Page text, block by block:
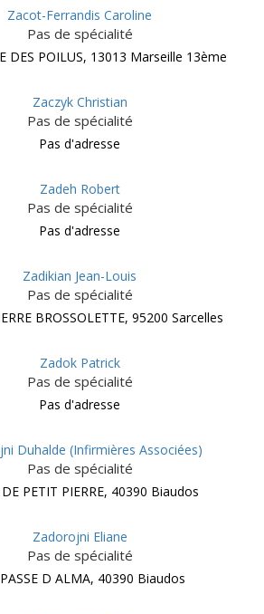
Zacot-Ferrandis Caroline
Pas de spécialité
DES POILUS, 13013 Marseille 13ème
Zaczyk Christian
Pas de spécialité
Pas d'adresse
Zadeh Robert
Pas de spécialité
Pas d'adresse
Zadikian Jean-Louis
Pas de spécialité
BROSSOLETTE, 95200 Sarcelles
Zadok Patrick
Pas de spécialité
Pas d'adresse
Duhalde (Infirmières Associées)
Pas de spécialité
PETIT PIERRE, 40390 Biaudos
Zadorojni Eliane
Pas de spécialité
D ALMA, 40390 Biaudos